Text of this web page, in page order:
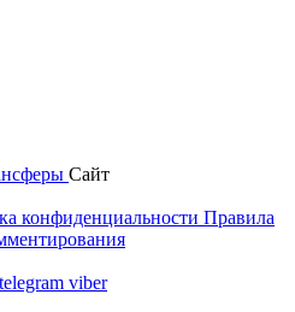
Сайт
конфиденциальности Правила
telegram viber